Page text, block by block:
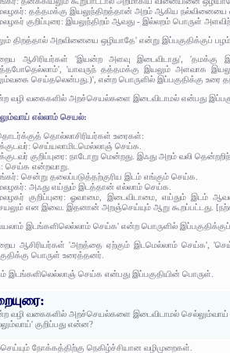
தத்தமக்கு இயலுந்திறத்தான் அறம் ஆகிய நல்வினையை
குறிப்புரை: இயலுந்திறம் ஆவது - இல்லறம் பொருள்
திறத்தால் அறவினையை ஒழியாதே' என்று இப்பகுதிக்குப்
ஆசிரியர்கள் 'இயன்ற அளவு இடைவிடாது', 'தமக்கு
'யாவருந் தத்தமக்கு இயலும் அளவாக
செய்தலென்பது.)', என்ற பொருளில் இப்பகுதிக்கு உரை
வழி வகைகளில் அறச்செயல்களை இடைவிடாமல் என்பது
எல்லாம் செயல்:
தொல்லாசிரியர்கள் உரைகள்:
செய்யலாமிடமெல்லாஞ் செய்க.
குறிப்புரை: நாடோறு மென்றது. இஃது அறம் வலி
செய்க என்றவாறு.
சென்று தலைப்படுத்தற்குரிய இடம் எங்கும் செய்க.
அஃது எய்தும் இடத்தான் எல்லாம் செய்க.
குறிப்புரை: ஓவாமை, இடைவிடாமை, எய்தும்
என இவை. இதனான் அறஞ்செய்யும் ஆறு கூறப்பட்டது.
இடங்களிலெல்லாம் செய்க' என்ற பொருளில்
ஆசிரியர்கள் 'அறத்தை ஏற்கும் இடமெல்லாம் செய்க',
பொருள் உரைத்தனர்.
இடங்களிலெல்லாஞ் செய்க என்பது இப்பகுதியின் பொருள்.
வழி வகைகளில் அறச்செயல்களை இடைவிடாமல் செல்லும்வாய்
குறிப்பது என்ன?
நோக்கத்திற்கு நெகிழ்ச்சியான வழிமுறைகள்.